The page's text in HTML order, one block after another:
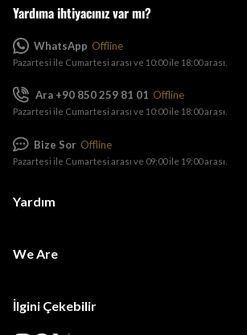
Yardım
We Are
İlgini Çekebilir
Yardıma ihtiyacınız var mı?
WhatsApp Offline
Pazartesi ile Cumartesi arası ve 10:00 ile 18:00 arası.
Ara +90 850 259 81 01 Offline
Pazartesi ile Cumartesi arası ve 10:00 ile 18:00 arası.
Bize Sor Offline
Pazartesi ile Cumartesi arası ve 09:00 ile 19:00 arası.